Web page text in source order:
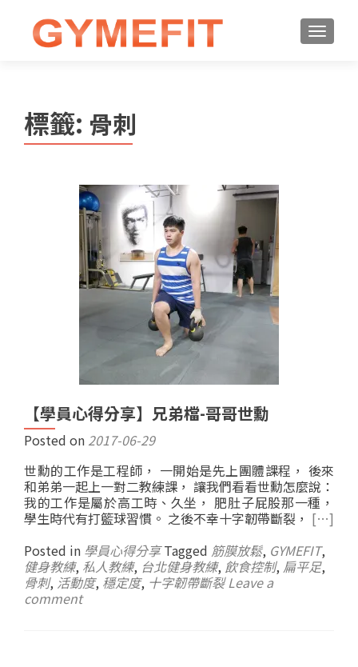
標籤: 骨刺
【學員心得分享】兄弟檔-哥哥世勳
Posted on 2017-06-29
世勳的工作是工程師， 一開始是先上團體課程， 後來
和弟弟一起上一對二教練課， 讓我們看看世勳怎麼說：
我的工作是屬於高工時、久坐， 肥肚子屁股那一種，
學生時代有打籃球習慣。 之後不幸十字韌帶斷裂， […]
Posted in 學員心得分享 Tagged 筋膜放鬆, GYMEFIT,
健身教練, 私人教練, 台北健身教練, 飲食控制, 扁平足,
骨刺, 活動度, 穩定度, 十字韌帶斷裂 Leave a
comment